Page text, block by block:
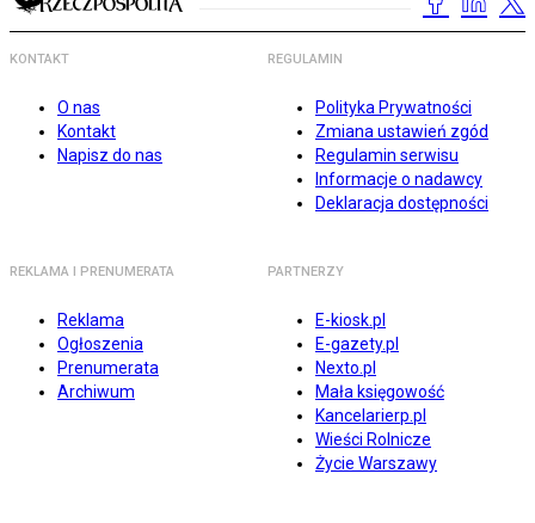
KONTAKT
O nas
Kontakt
Napisz do nas
REGULAMIN
Polityka Prywatności
Zmiana ustawień zgód
Regulamin serwisu
Informacje o nadawcy
Deklaracja dostępności
REKLAMA I PRENUMERATA
Reklama
Ogłoszenia
Prenumerata
Archiwum
PARTNERZY
E-kiosk.pl
E-gazety.pl
Nexto.pl
Mała księgowość
Kancelarierp.pl
Wieści Rolnicze
Życie Warszawy